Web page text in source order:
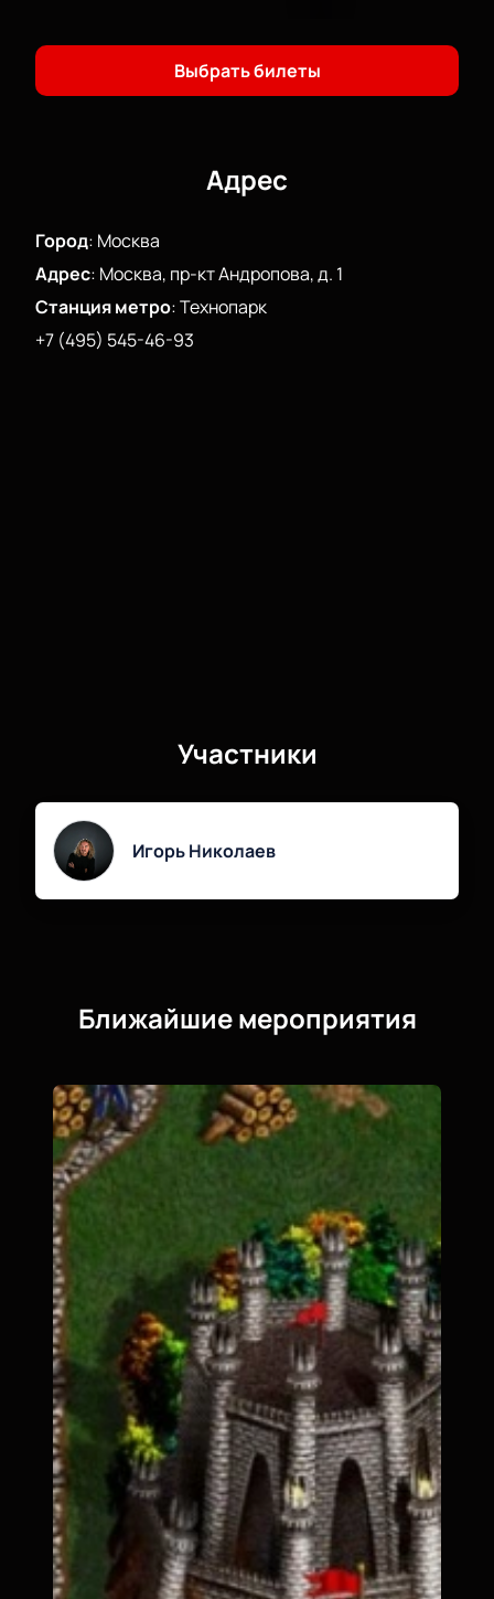
Выгодные предложения
Присоединяйтесь к этому музыкальному вечеру и
Выбрать билеты
Адрес
Город: Москва
Адрес: Москва, пр-кт Андропова, д. 1
Станция метро:Технопарк
+7 (495) 545-46-93
Участники
Игорь Николаев
Ближайшие мероприятия